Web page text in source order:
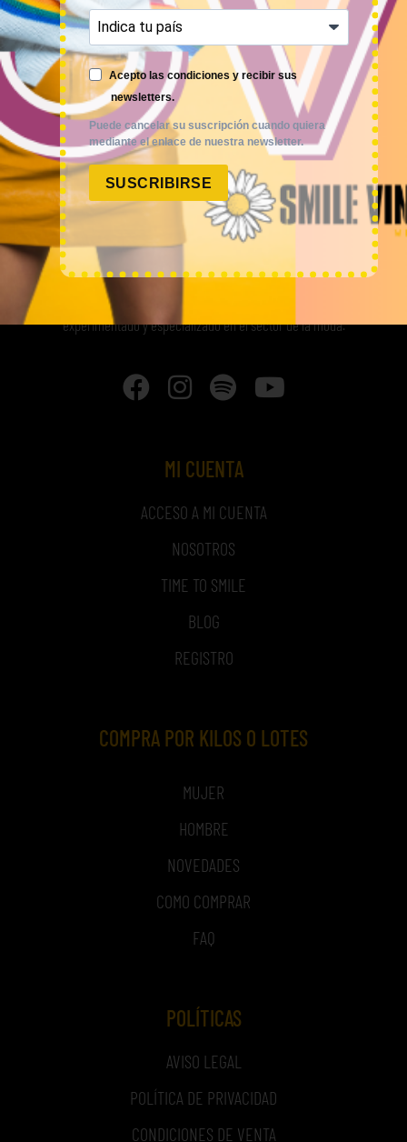
75,00€–300,00€ (sin IVA)
75,00€–300,00€ (sin IVA)
Smile Vintage es una empresa mayorista con una amplia
trayectoria internacional que cuenta con un equipo
experimentado y especializado en el sector de la moda.
MI CUENTA
ACCESO A MI CUENTA
NOSOTROS
TIME TO SMILE
BLOG
REGISTRO
COMPRA POR KILOS O LOTES
MUJER
HOMBRE
NOVEDADES
COMO COMPRAR
FAQ
POLÍTICAS
AVISO LEGAL
POLÍTICA DE PRIVACIDAD
CONDICIONES DE VENTA
Acepto las condiciones y recibir sus
newsletters.
Puede cancelar su suscripción cuando quiera
mediante el enlace de nuestra newsletter.
SUSCRIBIRSE